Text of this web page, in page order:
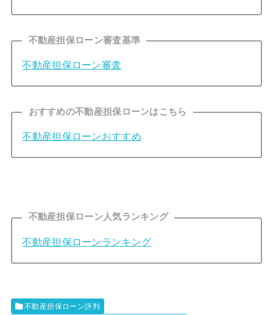
不動産担保ローン審査基準
不動産担保ローン審査
おすすめの不動産担保ローンはこちら
不動産担保ローンおすすめ
不動産担保ローン人気ランキング
不動産担保ローンランキング
不動産担保ローン評判